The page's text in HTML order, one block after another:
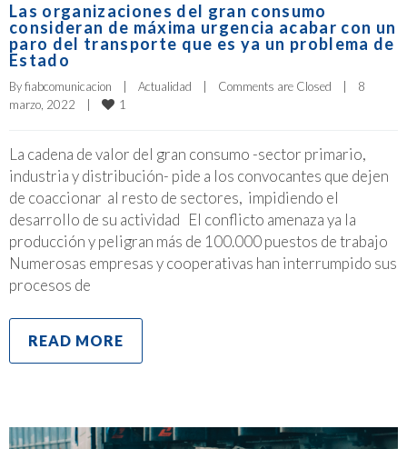
Las organizaciones del gran consumo
consideran de máxima urgencia acabar con un
paro del transporte que es ya un problema de
Estado
By fiabcomunicacion Actualidad Comments are Closed
8
marzo, 2022
1
La cadena de valor del gran consumo -sector primario,
industria y distribución- pide a los convocantes que dejen
de coaccionar al resto de sectores, impidiendo el
desarrollo de su actividad El conflicto amenaza ya la
producción y peligran más de 100.000 puestos de trabajo
Numerosas empresas y cooperativas han interrumpido sus
procesos de
READ MORE